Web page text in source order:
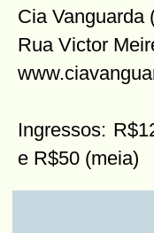
Cia Vanguarda
Rua Victor
Ingressos:
e R$50 (meia)